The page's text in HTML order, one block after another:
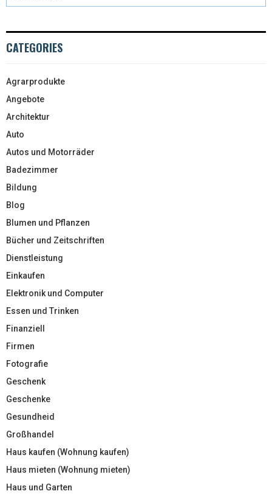
CATEGORIES
Agrarprodukte
Angebote
Architektur
Auto
Autos und Motorräder
Badezimmer
Bildung
Blog
Blumen und Pflanzen
Bücher und Zeitschriften
Dienstleistung
Einkaufen
Elektronik und Computer
Essen und Trinken
Finanziell
Firmen
Fotografie
Geschenk
Geschenke
Gesundheid
Großhandel
Haus kaufen (Wohnung kaufen)
Haus mieten (Wohnung mieten)
Haus und Garten